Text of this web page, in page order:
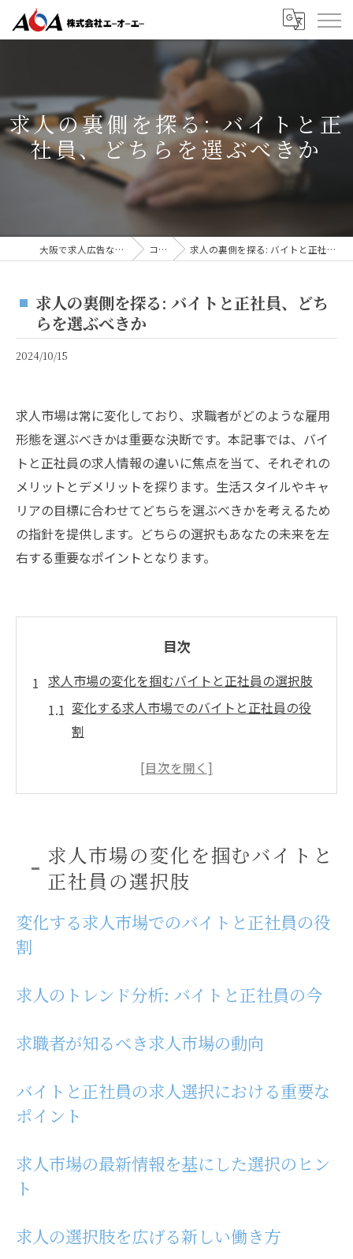
求人の裏側を探る: バイトと正
社員、どちらを選ぶべきか
大阪で求人広告なら株式会社AOA コラム 求人の裏側を探る: バイトと正社員、どちらを選ぶべきか
求人の裏側を探る: バイトと正社員、どち
らを選ぶべきか
2024/10/15
求人市場は常に変化しており、求職者がどのような雇用
形態を選ぶべきかは重要な決断です。本記事では、バイ
トと正社員の求人情報の違いに焦点を当て、それぞれの
メリットとデメリットを探ります。生活スタイルやキャ
リアの目標に合わせてどちらを選ぶべきかを考えるため
の指針を提供します。どちらの選択もあなたの未来を左
右する重要なポイントとなります。
目次
求人市場の変化を掴むバイトと正社員の選択肢
変化する求人市場でのバイトと正社員の役
割
求人のトレンド分析: バイトと正社員の今
求人市場の最新情報を基にした選択のヒン
ト
求人の選択肢を広げる新しい働き方
求人情報から見るバイト生活の実態
ライフスタイルに合わせた求人選びのアド
バイトと正社員の求人が示す生活リズムの
違い
求人から見える生活スタイルの最適化
求人情報が示すバイトの短期的メリット
求人市場の変化を掴むバイトと
正社員の選択肢
変化する求人市場でのバイトと正社員の役
割
求人のトレンド分析: バイトと正社員の今
求職者が知るべき求人市場の動向
バイトと正社員の求人選択における重要な
ポイント
求人市場の最新情報を基にした選択のヒン
ト
求人の選択肢を広げる新しい働き方